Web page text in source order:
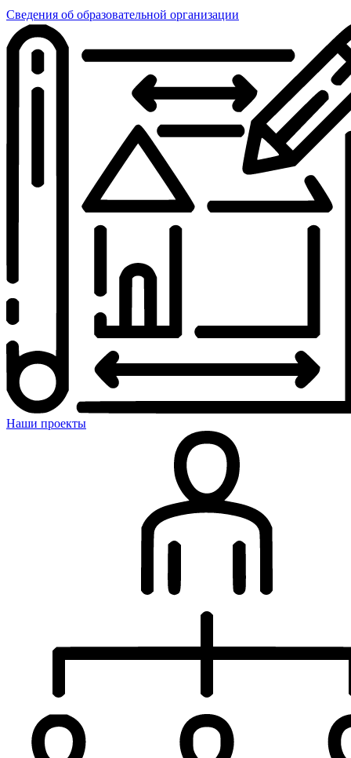
Сведения об образовательной организации
Наши проекты